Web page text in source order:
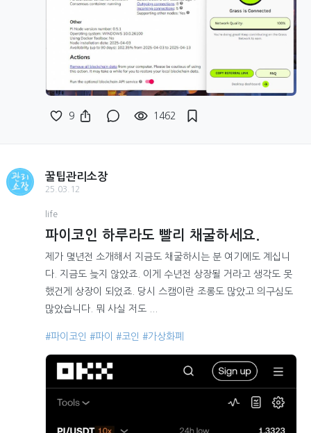
9 1462
꿀팁관리소장
25.03.12
life
파이코인 하루라도 빨리 채굴하세요.
제가 몇년전 소개해서 지금도 채굴하시는 분 여기에도 계십니
다. 지금도 늦지 않았죠. 이게 수년전 상장될 거라고 생각도 못
했건게 상장이 되었죠. 당시 스캠이란 조롱도 많았고 의구심도
많았습니다. 뭐 사실 저도 ...
#파이코인 #파이 #코인 #가상화폐